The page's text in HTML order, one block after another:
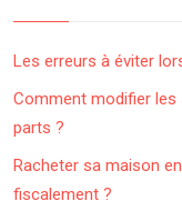
Les erreurs à éviter
Comment modifier les
parts ?
Racheter sa maison
fiscalement ?